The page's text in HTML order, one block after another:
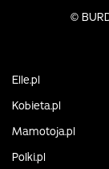
©
Elle.pl
Kobieta.pl
Mamotoja.pl
Polki.pl